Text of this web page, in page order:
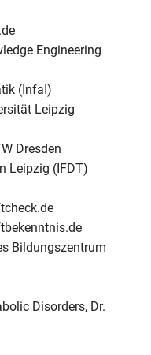
Engineering
(InfaI)
Leipzig
Dresden
Leipzig (IFDT)
Bildungszentrum
Disorders, Dr.